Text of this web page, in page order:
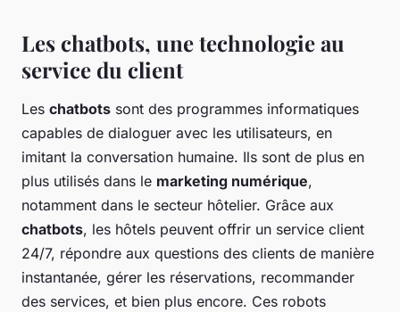
Les chatbots, une technologie au
service du client
Les chatbots sont des programmes informatiques
capables de dialoguer avec les utilisateurs, en
imitant la conversation humaine. Ils sont de plus en
plus utilisés dans le marketing numérique,
notamment dans le secteur hôtelier. Grâce aux
chatbots, les hôtels peuvent offrir un service client
24/7, répondre aux questions des clients de manière
instantanée, gérer les réservations, recommander
des services, et bien plus encore. Ces robots